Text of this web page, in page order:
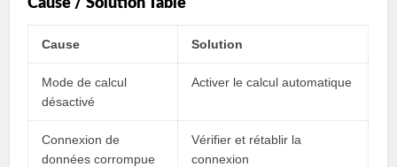
Cause / Solution Table
Cause Solution
Mode de calcul
désactivé
Activer le calcul automatique
Connexion de
données corrompue
Vérifier et rétablir la
connexion